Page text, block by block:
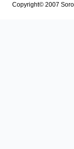
Copyright© 2007